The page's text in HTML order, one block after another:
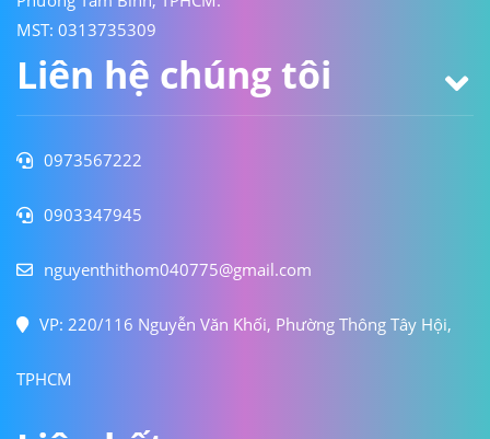
MST: 0313735309
Liên hệ chúng tôi
0973567222
0903347945
nguyenthithom040775@gmail.com
VP: 220/116 Nguyễn Văn Khối, Phường Thông Tây Hội,
TPHCM